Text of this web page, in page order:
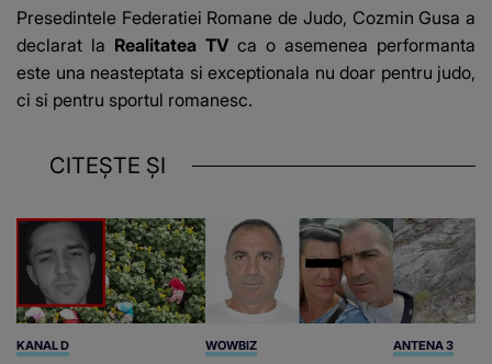
Presedintele Federatiei Romane de Judo, Cozmin Gusa a
declarat la Realitatea TVca o asemenea performanta
este una neasteptata si exceptionala nu doar pentru judo,
ci si pentru sportul romanesc.
CITEȘTE ȘI
KANAL D WOWBIZ ANTENA 3